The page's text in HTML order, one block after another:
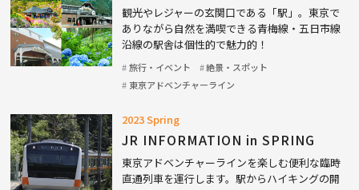
観光やレジャーの玄関口である「駅」。東京で
ありながら自然を満喫できる青梅線・五日市線
沿線の駅舎は個性的で魅力的！
旅行・イベント
絶景・スポット
東京アドベンチャーライン
2023 Spring
JR INFORMATION in SPRING
東京アドベンチャーラインを楽しむ便利な臨時
直通列車を運行します。駅からハイキングの開